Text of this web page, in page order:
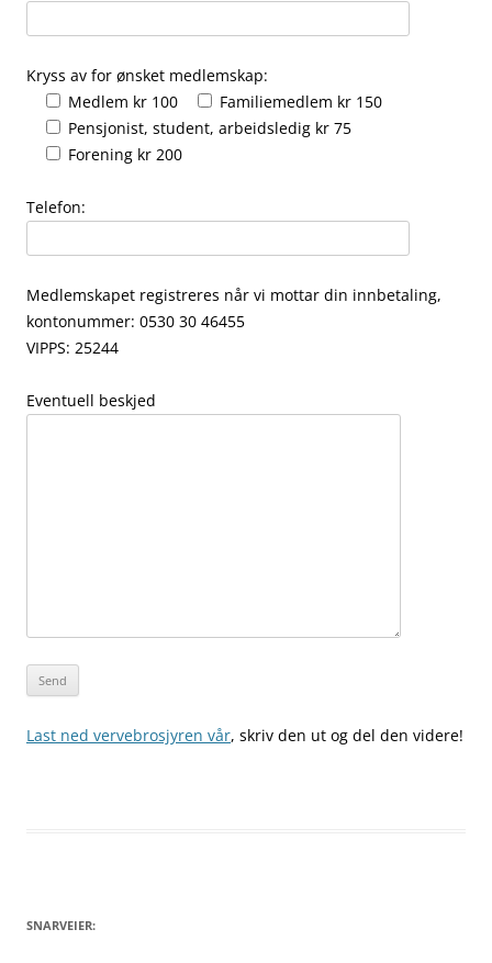
Kryss av for ønsket medlemskap:
Medlem kr 100
Familiemedlem kr 150
Pensjonist, student, arbeidsledig kr 75
Forening kr 200
Telefon:
Medlemskapet registreres når vi mottar din innbetaling,
kontonummer: 0530 30 46455
VIPPS: 25244
Eventuell beskjed
Last ned vervebrosjyren vår, skriv den ut og del den videre!
SNARVEIER: